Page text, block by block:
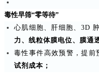
毒性早筛“零等待”
心肌细胞、肝细胞、3D
力、线粒体膜电位、膜通
毒性事件高效预警，提前
试剂成本；